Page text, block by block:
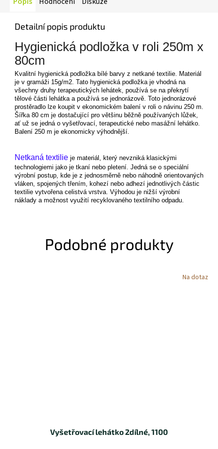
Detailní popis produktu
Hygienická podložka v roli 250m x
80cm
Kvalitní hygienická podložka bílé barvy z netkané textilie. Materiál
je v gramáži 15g/m2. Tato hygienická podložka je vhodná na
všechny druhy terapeutických lehátek, používá se na překrytí
tělové části lehátka a používá se jednorázově. Toto jednorázové
prostěradlo lze koupit v ekonomickém balení v roli o návinu 250 m.
Šířka 80 cm je dostačující pro většinu běžně používaných lůžek,
ať už se jedná o vyšetřovací, terapeutické nebo masážní lehátko.
Balení 250 m je ekonomicky výhodnější.
Netkaná textilie je materiál, který nevzniká klasickými
technologiemi jako je tkaní nebo pletení. Jedná se o speciální
výrobní postup, kde je z jednosměrně nebo náhodně orientovaných
vláken, spojených třením, kohezí nebo adhezí jednotlivých částic
textilie vytvořena celistvá vrstva. Výhodou je nižší výrobní
náklady a možnost využití recyklovaného textilního odpadu.
Podobné produkty
Na dotaz
Vyšetřovací lehátko 2dílné, 1100